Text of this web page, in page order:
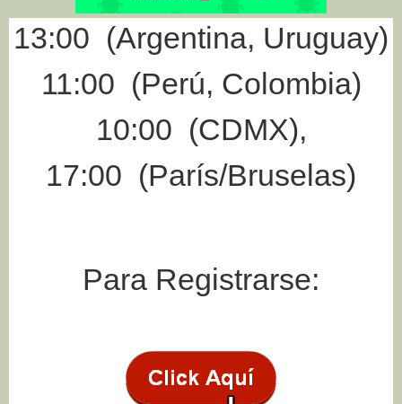
13:00 (Argentina, Uruguay)
11:00 (Perú, Colombia)
10:00 (CDMX),
17:00 (París/Bruselas)
Para Registrarse: